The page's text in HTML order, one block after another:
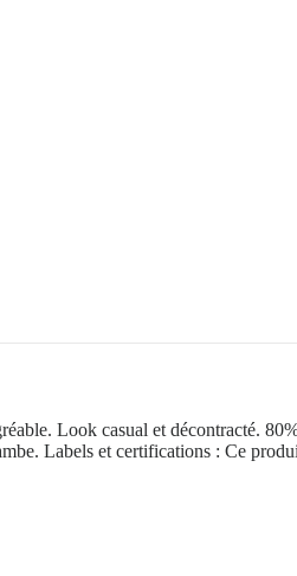
Look casual et décontracté.
Labels et certifications : Ce